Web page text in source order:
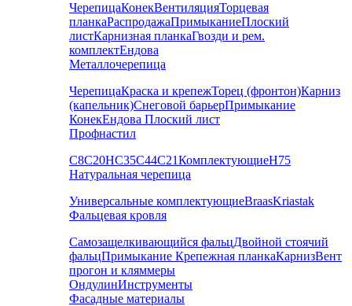
ЧерепицаКонекВентиляцияТорцевая
планкаРаспродажаПримыканиеПлоский
листКарнизная планкаГвозди и рем.
комплектЕндова
Металлочерепица
ЧерепицаКраска и крепежТорец (фронтон)Карниз
(капельник)Снеговой барьерПримыкание
КонекЕндова Плоский лист
Профнастил
С8С20НС35С44С21КомплектующиеН75
Натуральная черепица
Универсальные комплектующиеBraasKriastak
Фальцевая кровля
Самозащелкивающийся фальцДвойной стоячий
фальцПримыкание Крепежная планкаКарнизВент
прогон и кляммеры
ОндулинИнструменты
Фасадные материалы